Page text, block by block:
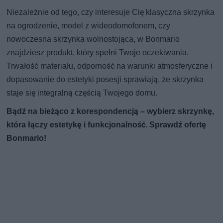
Niezależnie od tego, czy interesuje Cię klasyczna skrzynka
na ogrodzenie, model z wideodomofonem, czy
nowoczesna skrzynka wolnostojąca, w Bonmario
znajdziesz produkt, który spełni Twoje oczekiwania.
Trwałość materiału, odporność na warunki atmosferyczne i
dopasowanie do estetyki posesji sprawiają, że skrzynka
staje się integralną częścią Twojego domu.
Bądź na bieżąco z korespondencją – wybierz skrzynkę,
która łączy estetykę i funkcjonalność. Sprawdź ofertę
Bonmario!